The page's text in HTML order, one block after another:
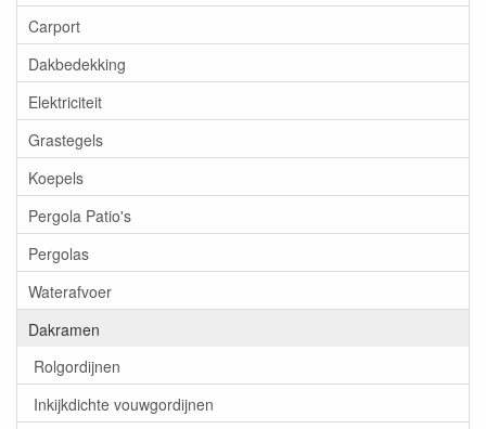
Carport
Dakbedekking
Elektriciteit
Grastegels
Koepels
Pergola Patio's
Pergolas
Waterafvoer
Dakramen
Rolgordijnen
Inkijkdichte vouwgordijnen